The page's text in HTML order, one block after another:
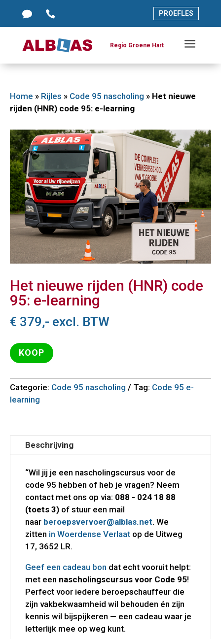
  PROEFLES
  PROEFLES
Regio Groene Hart a
Regio Groene Hart a
Home » Rijles » Code 95 nascholing » Het nieuwe
rijden (HNR) code 95: e-learning
Het nieuwe rijden (HNR) code
95: e-learning
€ 379,- excl. BTW
KOOP
Categorie: Code 95 nascholing Tag: Code 95 e-
learning
Beschrijving
“Wil jij je een nascholingscursus voor de
code 95 hebben of heb je vragen? Neem
contact met ons op via: 088 - 024 18 88
(toets 3) of stuur een mail
naar beroepsvervoer@alblas.net. We
zitten in Woerdense Verlaat op de Uitweg
17, 3652 LR.
Geef een cadeau bon dat echt vooruit helpt:
met een nascholingscursus voor Code 95!
Perfect voor iedere beroepschauffeur die
zijn vakbekwaamheid wil behouden én zijn
kennis wil bijspijkeren — een cadeau waar je
letterlijk mee op weg kunt.